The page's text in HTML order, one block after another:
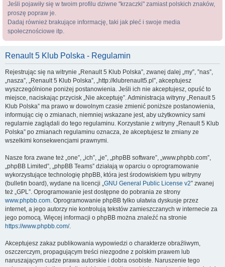
Jeśli pojawiły się w twoim profilu dziwne "krzaczki" zamiast polskich znaków,
proszę popraw je.
Dadaj również brakujące informację, taki jak płeć i swoje media
społecznościowe itp.
Renault 5 Klub Polska - Regulamin
Rejestrując się na witrynie „Renault 5 Klub Polska”, zwanej dalej „my”, ”nas”,
„nasza”, „Renault 5 Klub Polska”, „http://klubrenault5.pl”, akceptujesz
wyszczególnione poniżej postanowienia. Jeśli ich nie akceptujesz, opuść to
miejsce, naciskając przycisk „Nie akceptuję”. Administracja witryny „Renault 5
Klub Polska” ma prawo w dowolnym czasie zmienić poniższe postanowienia,
informując cię o zmianach, niemniej wskazane jest, aby użytkownicy sami
regularnie zaglądali do tego regulaminu. Korzystanie z witryny „Renault 5 Klub
Polska” po zmianach regulaminu oznacza, że akceptujesz te zmiany ze
wszelkimi konsekwencjami prawnymi.
Nasze fora zwane też „one”, „ich”, „je”, „phpBB software”, „www.phpbb.com”,
„phpBB Limited”, „phpBB Teams” działają w oparciu o oprogramowanie
wykorzystujące technologię phpBB, która jest środowiskiem typu witryny
(bulletin board), wydane na licencji „GNU General Public License v2” zwanej
też „GPL”. Oprogramowanie jest dostępne do pobrania ze strony
www.phpbb.com. Oprogramowanie phpBB tylko ułatwia dyskusje przez
internet, a jego autorzy nie kontrolują tekstów zamieszczanych w internecie za
jego pomocą. Więcej informacji o phpBB można znaleźć na stronie
https://www.phpbb.com/.
Akceptujesz zakaz publikowania wypowiedzi o charakterze obraźliwym,
oszczerczym, propagującym treści niezgodne z polskim prawem lub
naruszającym cudze prawa autorskie i dobra osobiste. Naruszenie tego